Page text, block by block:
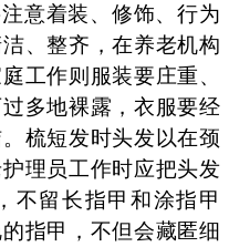
意着装、修饰、行为
、整齐，在养老机构
工作则服装要庄重、
多地裸露，衣服要经
梳短发时头发以在颈
理员工作时应把头发
不留长指甲和涂指甲
指甲，不但会藏匿细